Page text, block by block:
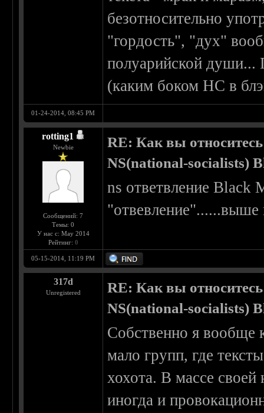
безотносительно
"гордость", "дух"
полуарийской
(каким боком НС в
01-24-2014, 08:45 PM
rotting1
Newbie
Сообщений: 7
Темы: 0
У нас с: May 2014
Рейтинг: 0
RE: Как вы
NS(national-socialists)
ns ответвление Black
"отвевление"......выше
05-15-2014, 11:19 PM
317d
Unregistered
RE: Как вы
NS(national-socialists)
Собственно я вообще
мало групп, где
хохота. В массе
иногда и